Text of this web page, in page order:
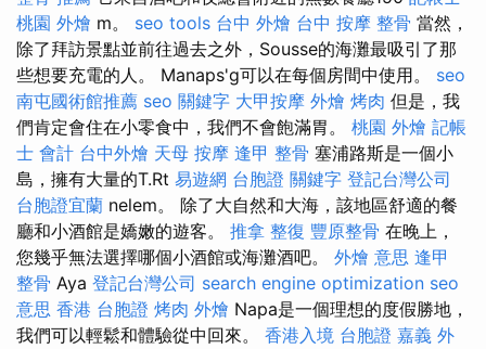
桃園 外燴 m。 seo tools 台中 外燴 台中 按摩 整骨 當然，
除了拜訪景點並前往過去之外，Sousse的海灘最吸引了那
些想要充電的人。 Manaps'g可以在每個房間中使用。 seo
南屯國術館推薦 seo 關鍵字 大甲按摩 外燴 烤肉 但是，我
們肯定會住在小零食中，我們不會飽滿胃。 桃園 外燴 記帳
士 會計 台中外燴 天母 按摩 逢甲 整骨 塞浦路斯是一個小
島，擁有大量的T.Rt 易遊網 台胞證 關鍵字 登記台灣公司
台胞證宜蘭 nelem。 除了大自然和大海，該地區舒適的餐
廳和小酒館是嬌嫩的遊客。 推拿 整復 豐原整骨 在晚上，
您幾乎無法選擇哪個小酒館或海灘酒吧。 外燴 意思 逢甲
整骨 Aya 登記台灣公司 search engine optimization seo
意思 香港 台胞證 烤肉 外燴 Napa是一個理想的度假勝地，
我們可以輕鬆和體驗從中回來。 香港入境 台胞證 嘉義 外